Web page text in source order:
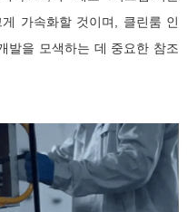
가속화할 것이며, 클린룸 인
발을 모색하는 데 중요한 참조